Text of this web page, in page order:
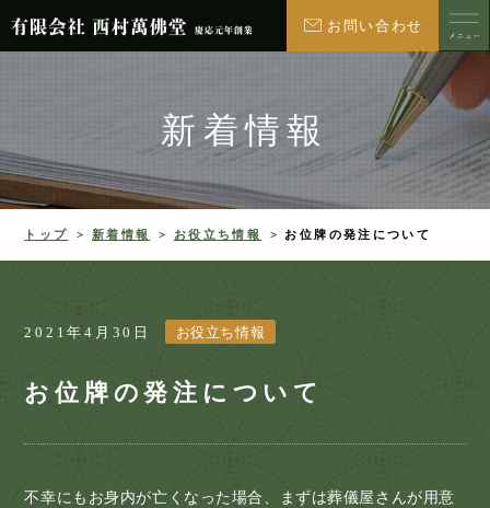
お問い合わせ
新着情報
トップ 新着情報 お役立ち情報 お位牌の発注について
2021年4月30日 お役立ち情報
お位牌の発注について
不幸にもお身内が亡くなった場合、まずは葬儀屋さんが用意